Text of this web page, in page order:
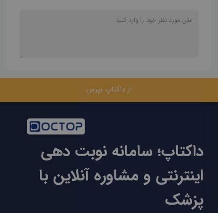
از داکتاپ بپرس
داکتاپ؛ سامانه نوبت دهی
اینترنتی و مشاوره آنلاین با
پزشک